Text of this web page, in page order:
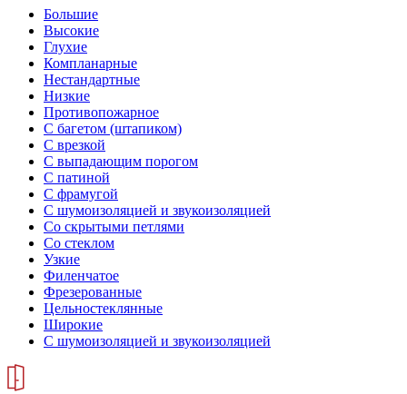
Большие
Высокие
Глухие
Компланарные
Нестандартные
Низкие
Противопожарное
С багетом (штапиком)
С врезкой
С выпадающим порогом
С патиной
С фрамугой
С шумоизоляцией и звукоизоляцией
Со скрытыми петлями
Со стеклом
Узкие
Филенчатое
Фрезерованные
Цельностеклянные
Широкие
С шумоизоляцией и звукоизоляцией